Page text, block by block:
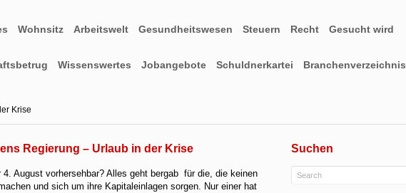
Wohnsitz Arbeitswelt Gesundheitswesen Steuern Recht Gesucht wird
Wissenswertes Jobangebote Schuldnerkartei Branchenverzeichnis
Krise
Suchen
Regierung – Urlaub in der Krise
4. August vorhersehbar? Alles geht bergab für die, die keinen
und sich um ihre Kapitaleinlagen sorgen. Nur einer hat